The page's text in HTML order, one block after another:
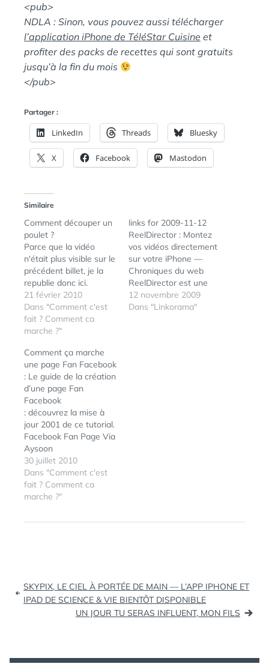
<pub>
NDLA : Sinon, vous pouvez aussi télécharger
l’application iPhone de TéléStar Cuisine et
profiter des packs de recettes qui sont gratuits
jusqu’à la fin du mois
</pub>
Partager :
LinkedIn Threads Bluesky
X Facebook Mastodon
Similaire
Comment découper un
poulet ?
Parce que la vidéo
n'était plus visible sur le
précédent billet, je la
republie donc ici.
21 février 2010
Dans "Comment c'est
fait ? Comment ca
marche ?"
links for 2009-11-12
ReelDirector : Montez
vos vidéos directement
sur votre iPhone —
Chroniques du web
ReelDirector est une
appli qui vient remplir la
promesse de montage
12 novembre 2009
Dans "Linkorama"
Comment ça marche
une page Fan Facebook
: Le guide de la création
d’une page Fan
Facebook
: découvrez la mise à
jour 2001 de ce tutorial.
Facebook Fan Page Via
Aysoon
30 juillet 2010
Dans "Comment c'est
fait ? Comment ca
marche ?"
ÉTIQUETTES :
BEEF,BOLOGNA
BOVINE
SPONGIFORM
ENCEPHALOPATHY
SEPARATED MEAT ,
PEPPERONI ,PORK,
TURKEY,USDA
Navigation
de
SKYPIX, LE CIEL À PORTÉE DE MAIN — L’APP IPHONE ET
IPAD DE SCIENCE & VIE BIENTÔT DISPONIBLE
UN JOUR TU SERAS INFLUENT, MON FILS